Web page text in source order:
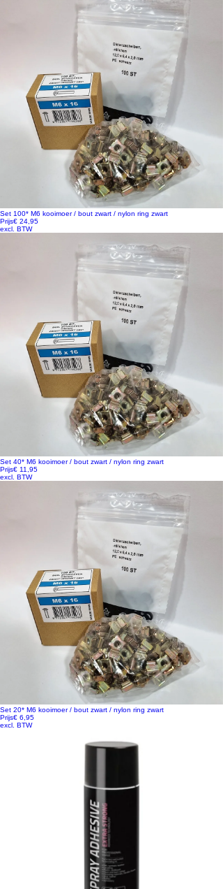
Set 100* M6 kooimoer / bout zwart / nylon ring zwart
Prijs€ 24,95
excl. BTW
Set 40* M6 kooimoer / bout zwart / nylon ring zwart
Prijs€ 11,95
excl. BTW
Set 20* M6 kooimoer / bout zwart / nylon ring zwart
Prijs€ 6,95
excl. BTW